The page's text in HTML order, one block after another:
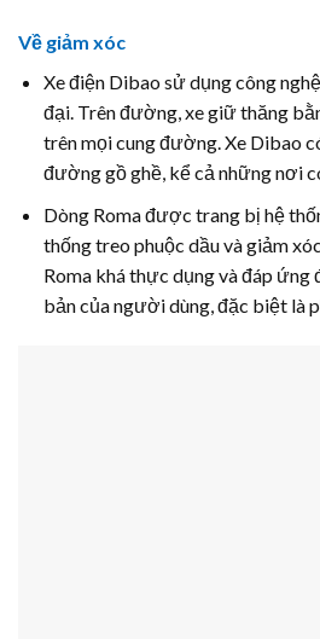
Về giảm xóc
Xe điện Dibao sử dụng công
đại. Trên đường, xe giữ thăng
trên mọi cung đường. Xe Dibao
đường gồ ghề, kể cả những nơi
Dòng Roma được trang bị hệ
thống treo phuộc dầu và giảm
Roma khá thực dụng và đáp
bản của người dùng, đặc biệt là